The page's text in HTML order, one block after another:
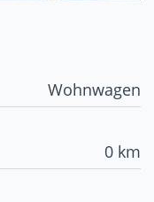
Wohnwagen
0 km